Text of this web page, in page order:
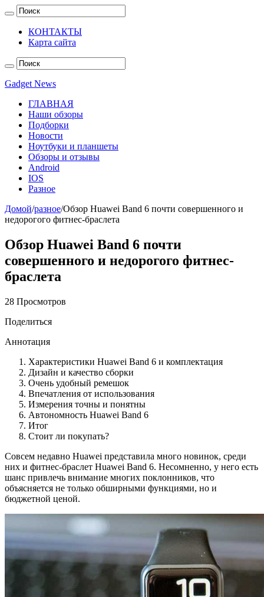
КОНТАКТЫ
Карта сайта
Gadget News
ГЛАВНАЯ
Наши обзоры
Подборки
Новости
Ноутбуки и планшеты
Обзоры и отзывы
Android
IOS
Разное
Домой/разное/Обзор Huawei Band 6 почти совершенного и
недорогого фитнес-браслета
Обзор Huawei Band 6 почти
совершенного и недорогого фитнес-
браслета
28 Просмотров
Поделиться
Аннотация
Характеристики Huawei Band 6 и комплектация
Дизайн и качество сборки
Очень удобный ремешок
Впечатления от использования
Измерения точны и понятны
Автономность Huawei Band 6
Итог
Стоит ли покупать?
Совсем недавно Huawei представила много новинок, среди
них и фитнес-браслет Huawei Band 6. Несомненно, у него есть
шанс привлечь внимание многих поклонников, что
объясняется не только обширными функциями, но и
бюджетной ценой.